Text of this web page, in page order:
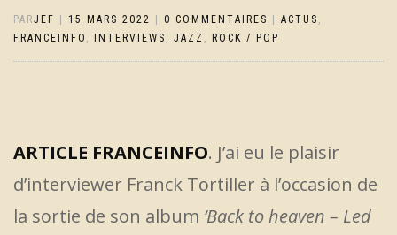
PARJEF 15 MARS 2022 0 COMMENTAIRES ACTUS ,
FRANCEINFO , INTERVIEWS , JAZZ , ROCK / POP
ARTICLE FRANCEINFO. J’ai eu le plaisir
d’interviewer Franck Tortiller à l’occasion de
la sortie de son album ‘Back to heaven – Led